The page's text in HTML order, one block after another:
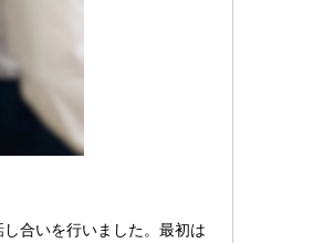
合いを行いました。最初は